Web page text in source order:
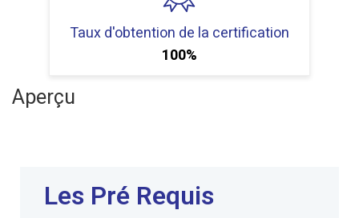
Taux d'obtention de la certification
100%
Aperçu
Les Pré Requis